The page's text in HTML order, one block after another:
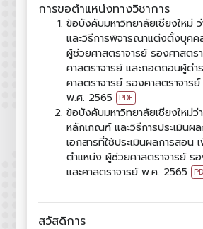
การขอตำแหน่งทางวิชาการ
ข้อบังคับมหาวิทยาลัยเชียงใหม่
และวิธีการพิจารณาแต่งตั้งบุคค
ผู้ช่วยศาสตราจารย์ รองศาสตร
ศาสตราจารย์ และถอดถอนผู้ด
ศาสตราจารย์ รองศาสตราจาร
พ.ศ. 2565 PDF
ข้อบังคับมหาวิทยาลัยเชียงให
หลักเกณฑ์ และวิธีการประเมินผ
เอกสารที่ใช้ประเมินผลการสอน
ตำแหน่ง ผู้ช่วยศาสตราจารย์ ร
และศาสตราจารย์ พ.ศ. 2565
สวัสดิการ